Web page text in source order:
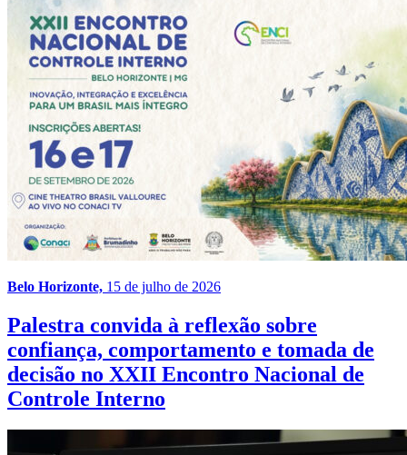
Belo Horizonte, 15 de julho de 2026
Palestra convida à reflexão sobre
confiança, comportamento e tomada de
decisão no XXII Encontro Nacional de
Controle Interno